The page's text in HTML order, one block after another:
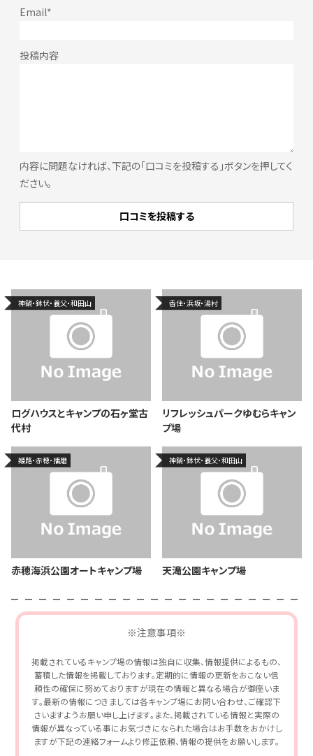
内容に問題なければ、下記の「口コミを投稿する」ボタンを押してく
ださい。
神鍋・鉢伏・養父・和田山
ログハウスとキャンプの石ヶ堂古
代村
香住・浜坂・湯村
リフレッシュパークゆむらキャン
プ場
姫路・赤穂・播磨
赤穂海浜公園オートキャンプ場
神鍋・鉢伏・養父・和田山
天滝公園キャンプ場
※注意事項※
掲載されているキャンプ場の情報は独自に収集、情報提供によるもの、
蓄積した情報を掲載しております。定期的に情報の更新をおこない信
頼性の確保に努めておりますが現在の情報と異なる場合が御座いま
す。最新の情報につきましては各キャンプ場にお問い合わせ、ご確認下
さいますようお願い申し上げます。また、掲載されている情報と実際の
情報が異なっている事にお気づきになられた場合はお手数をおかけし
ますが下記の連絡フォームより修正依頼、情報の提供をお願いします。